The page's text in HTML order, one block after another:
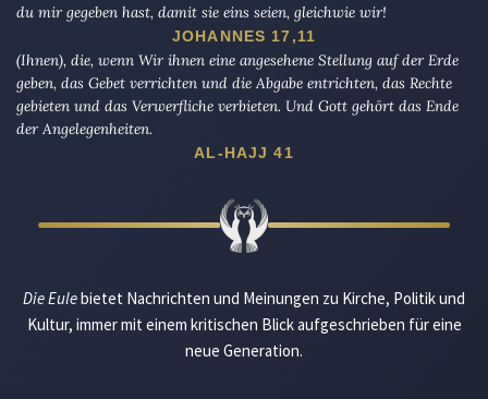
du mir gegeben hast, damit sie eins seien, gleichwie wir!
JOHANNES 17,11
(Ihnen), die, wenn Wir ihnen eine angesehene Stellung auf der Erde
geben, das Gebet verrichten und die Abgabe entrichten, das Rechte
gebieten und das Verwerfliche verbieten. Und Gott gehört das Ende
der Angelegenheiten.
AL-HAJJ 41
Die Eulebietet Nachrichten und Meinungen zu Kirche, Politik und
Kultur, immer mit einem kritischen Blick aufgeschrieben für eine
neue Generation.